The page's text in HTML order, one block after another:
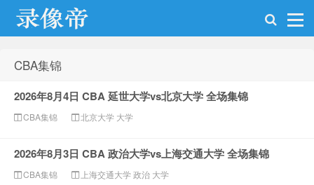
CBA集锦
2026年8月4日 CBA 延世大学vs北京大学 全场集锦
CBA集锦 北京大学 大学
2026年8月3日 CBA 政治大学vs上海交通大学 全场集锦
CBA集锦 上海交通大学政治 大学